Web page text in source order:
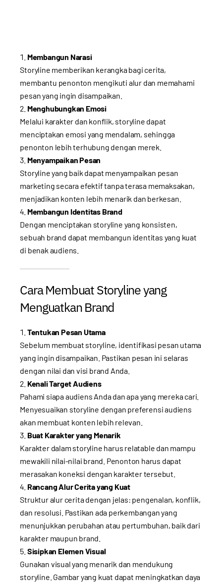
Membangun Narasi
Storyline memberikan kerangka bagi cerita,
membantu penonton mengikuti alur dan memahami
pesan yang ingin disampaikan.
Menghubungkan Emosi
Melalui karakter dan konflik, storyline dapat
menciptakan emosi yang mendalam, sehingga
penonton lebih terhubung dengan merek.
Menyampaikan Pesan
Storyline yang baik dapat menyampaikan pesan
marketing secara efektif tanpa terasa memaksakan,
menjadikan konten lebih menarik dan berkesan.
Membangun Identitas Brand
Dengan menciptakan storyline yang konsisten,
sebuah brand dapat membangun identitas yang kuat
di benak audiens.
Cara Membuat Storyline yang
Menguatkan Brand
Tentukan Pesan Utama
Sebelum membuat storyline, identifikasi pesan utama
yang ingin disampaikan. Pastikan pesan ini selaras
dengan nilai dan visi brand Anda.
Kenali Target Audiens
Pahami siapa audiens Anda dan apa yang mereka cari.
Menyesuaikan storyline dengan preferensi audiens
akan membuat konten lebih relevan.
Buat Karakter yang Menarik
Karakter dalam storyline harus relatable dan mampu
mewakili nilai-nilai brand. Penonton harus dapat
merasakan koneksi dengan karakter tersebut.
Rancang Alur Cerita yang Kuat
Struktur alur cerita dengan jelas: pengenalan, konflik,
dan resolusi. Pastikan ada perkembangan yang
menunjukkan perubahan atau pertumbuhan, baik dari
karakter maupun brand.
Sisipkan Elemen Visual
Gunakan visual yang menarik dan mendukung
storyline. Gambar yang kuat dapat meningkatkan daya